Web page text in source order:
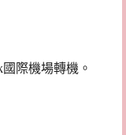
際機場轉機。